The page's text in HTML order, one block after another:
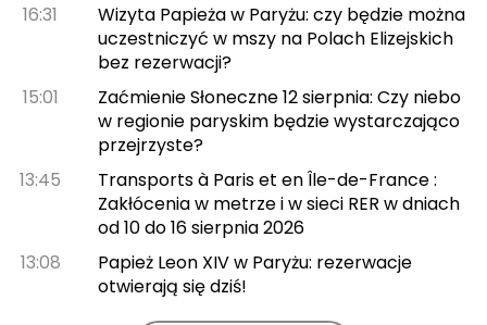
16:31
Wizyta Papieża w Paryżu: czy będzie można
uczestniczyć w mszy na Polach Elizejskich
bez rezerwacji?
15:01
Zaćmienie Słoneczne 12 sierpnia: Czy niebo
w regionie paryskim będzie wystarczająco
przejrzyste?
13:45
Transports à Paris et en Île-de-France :
Zakłócenia w metrze i w sieci RER w dniach
od 10 do 16 sierpnia 2026
13:08
Papież Leon XIV w Paryżu: rezerwacje
otwierają się dziś!